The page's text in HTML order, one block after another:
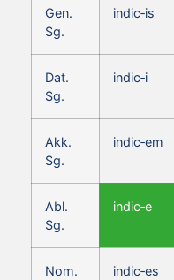
Gen.
Sg.
indic‑is
Dat.
Sg.
indic‑i
Akk.
Sg.
indic‑em
Abl.
Sg.
indic‑e
Nom.
indic‑es